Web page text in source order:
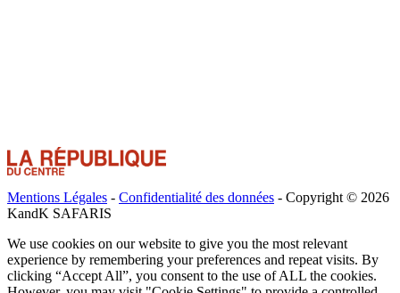
Mentions Légales - Confidentialité des données - Copyright © 2026
KandK SAFARIS
We use cookies on our website to give you the most relevant
experience by remembering your preferences and repeat visits. By
clicking “Accept All”, you consent to the use of ALL the cookies.